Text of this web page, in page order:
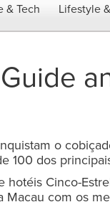
& Tech Lifestyle
o
100 dos
Cinco-
Macau com os